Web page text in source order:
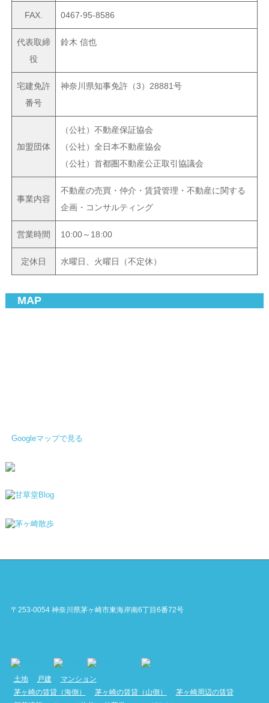
FAX. 0467-95-8586
代表取締
役
鈴木 信也
宅建免許
番号
神奈川県知事免許（3）28881号
加盟団体
（公社）不動産保証協会
（公社）全日本不動産協会
（公社）首都圏不動産公正取引協議会
事業内容
不動産の売買・仲介・賃貸管理・ 不動産に関する
企画・コンサルティング
営業時間 10:00～18:00
定休日 水曜日、火曜日（不定休）
MAP
Googleマップで見る
〒253-0054 神奈川県茅ヶ崎市東海岸南6丁目6番72号
土地 戸建
マンション
茅ヶ崎の賃貸（海側）
茅ヶ崎の賃貸（山側）
茅ヶ崎周辺の賃貸